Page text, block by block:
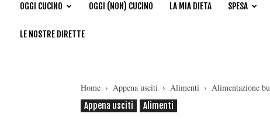
OGGI CUCINO OGGI (NON) CUCINO LA MIA DIETA SPESA
LE NOSTRE DIRETTE
Home Appena usciti Alimenti
Alimentazione
Appena usciti
Alimenti